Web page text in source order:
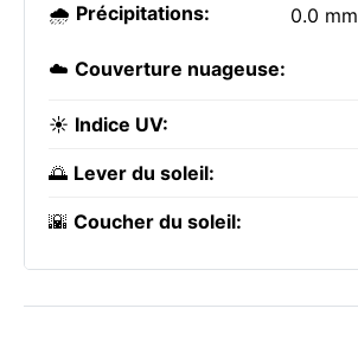
🌧️ Précipitations: 0.0 mm
☁️ Couverture nuageuse:
☀️ Indice UV:
🌅 Lever du soleil:
🌇 Coucher du soleil: